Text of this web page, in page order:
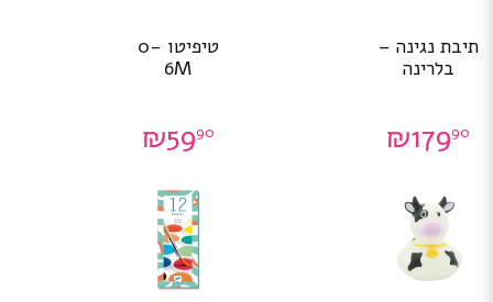
תיבת נגינה –
בלרינה
₪17990
טיפיטו 0-
6M
₪5990